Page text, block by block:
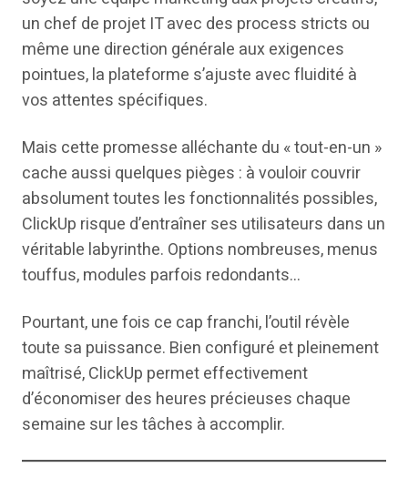
un chef de projet IT avec des process stricts ou
même une direction générale aux exigences
pointues, la plateforme s’ajuste avec fluidité à
vos attentes spécifiques.
Mais cette promesse alléchante du « tout-en-un »
cache aussi quelques pièges : à vouloir couvrir
absolument toutes les fonctionnalités possibles,
ClickUp risque d’entraîner ses utilisateurs dans un
véritable labyrinthe. Options nombreuses, menus
touffus, modules parfois redondants…
Pourtant, une fois ce cap franchi, l’outil révèle
toute sa puissance. Bien configuré et pleinement
maîtrisé, ClickUp permet effectivement
d’économiser des heures précieuses chaque
semaine sur les tâches à accomplir.